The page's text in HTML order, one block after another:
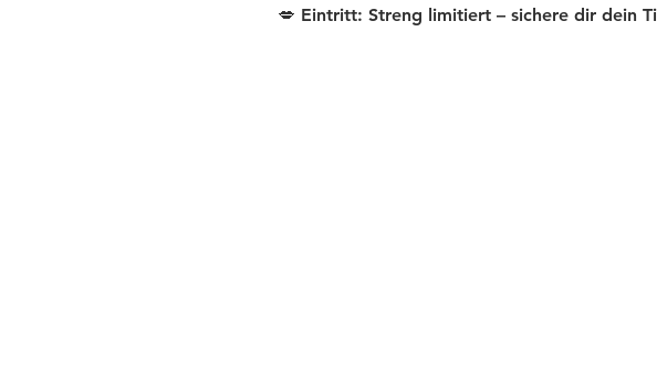
💋 Eintritt: Streng limitiert – sichere dir dein